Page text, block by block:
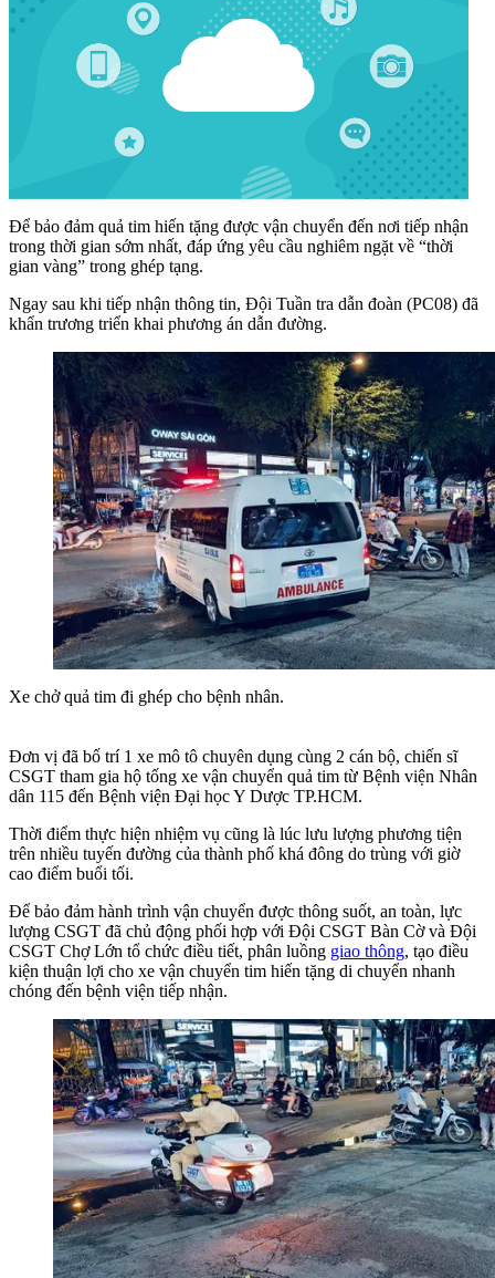
Để bảo đảm quả tim hiến tặng được vận chuyển đến nơi tiếp nhận
trong thời gian sớm nhất, đáp ứng yêu cầu nghiêm ngặt về “thời
gian vàng” trong ghép tạng.
Ngay sau khi tiếp nhận thông tin, Đội Tuần tra dẫn đoàn (PC08) đã
khẩn trương triển khai phương án dẫn đường.
Xe chở quả tim đi ghép cho bệnh nhân.
Đơn vị đã bố trí 1 xe mô tô chuyên dụng cùng 2 cán bộ, chiến sĩ
CSGT tham gia hộ tống xe vận chuyển quả tim từ Bệnh viện Nhân
dân 115 đến Bệnh viện Đại học Y Dược TP.HCM.
Thời điểm thực hiện nhiệm vụ cũng là lúc lưu lượng phương tiện
trên nhiều tuyến đường của thành phố khá đông do trùng với giờ
cao điểm buổi tối.
Để bảo đảm hành trình vận chuyển được thông suốt, an toàn, lực
lượng CSGT đã chủ động phối hợp với Đội CSGT Bàn Cờ và Đội
CSGT Chợ Lớn tổ chức điều tiết, phân luồng giao thông, tạo điều
kiện thuận lợi cho xe vận chuyển tim hiến tặng di chuyển nhanh
chóng đến bệnh viện tiếp nhận.